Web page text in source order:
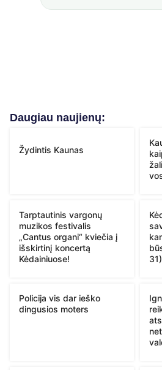
Daugiau naujienų:
Žydintis Kaunas
Tarptautinis vargonų
muzikos festivalis
„Cantus organi“ kviečia į
išskirtinį koncertą
Kėdainiuose!
31)
Policija vis dar ieško
dingusios moters